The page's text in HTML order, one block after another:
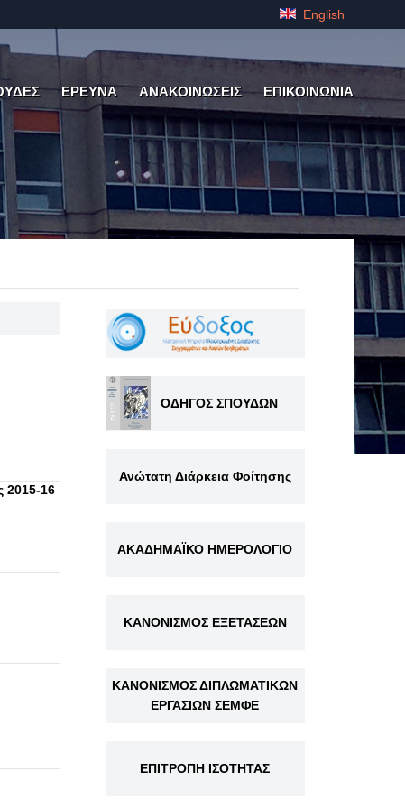
English
ΕΡΕΥΝΑ ΑΝΑΚΟΙΝΩΣΕΙΣ ΕΠΙΚΟΙΝΩΝΙΑ
2015-16
ΟΔΗΓΟΣ ΣΠΟΥΔΩΝ
Ανώτατη Διάρκεια Φοίτησης
ΑΚΑΔΗΜΑΪΚΟ ΗΜΕΡΟΛΟΓΙΟ
ΚΑΝΟΝΙΣΜΟΣ ΕΞΕΤΑΣΕΩΝ
ΚΑΝΟΝΙΣΜΟΣ ΔΙΠΛΩΜΑΤΙΚΩΝ
ΕΡΓΑΣΙΩΝ ΣΕΜΦΕ
ΕΠΙΤΡΟΠΗ ΙΣΟΤΗΤΑΣ